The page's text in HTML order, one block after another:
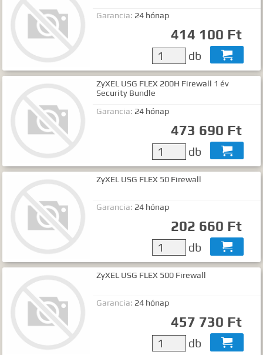
Meg kell adnia legalább egy, minimum 3 betűs szót, vagy valamilyen
Speciális kifejezések:
Kezdő rész szó:
szórész*
Semmiképp ne szerepeljen:
-szó
Pontos egyezéshez mindkét esetben használhatja az idézőjeleket:
"szó1 szó2 szó..."
Garancia: 24 hónap
414 100 Ft
db 
ZyXEL USG FLEX 200H Firewall 1 év
Security Bundle
Garancia: 24 hónap
473 690 Ft
db 
ZyXEL USG FLEX 50 Firewall
Garancia: 24 hónap
202 660 Ft
db 
ZyXEL USG FLEX 500 Firewall
Garancia: 24 hónap
457 730 Ft
db 